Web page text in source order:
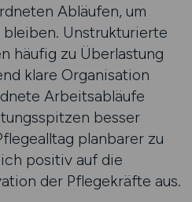
Abläufen, um
Unstrukturierte
häufig zu Überlastung
klare Organisation
Arbeitsabläufe
besser
planbarer zu
positiv auf die
der Pflegekräfte aus.